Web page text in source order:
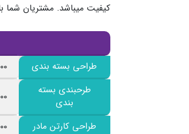
کیفیت میباشد. مشتریان
طراحی بسته بندی
طرحبندی بسته
بندی
طراحی کارتن مادر